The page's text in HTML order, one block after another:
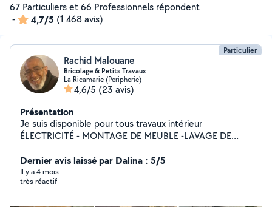
67 Particuliers et 66 Professionnels répondent
-
4,7/5 (1 468 avis)
Particulier
Rachid Malouane
Bricolage & Petits Travaux
La Ricamarie (Peripherie)
4,6/5 (23 avis)
Présentation
Je suis disponible pour tous travaux intérieur
ÉLECTRICITÉ - MONTAGE DE MEUBLE -LAVAGE DE
,NETTOYAGE DE MATELA
Dernier avis laissé par Dalina : 5/5
Il y a 4 mois
très réactif